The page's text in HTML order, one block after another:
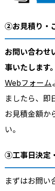
②お見積り・
お問い合わせ
事いたします。
Webフォーム
ましたら、即
お見積金額か
い。
③工事日決定
まずはお問い